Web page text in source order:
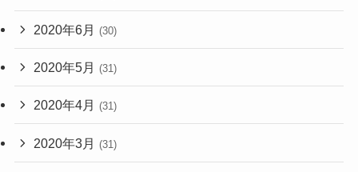
2020年6月 (30)
2020年5月 (31)
2020年4月 (31)
2020年3月 (31)